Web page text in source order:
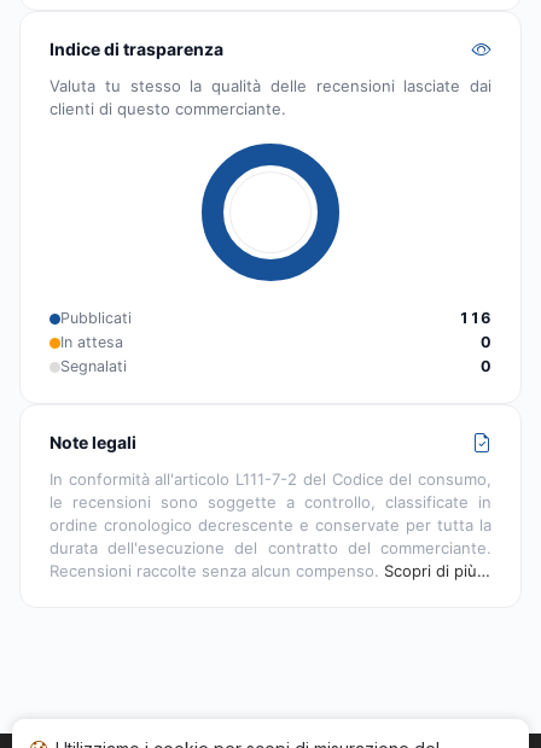
Indice di trasparenza
Valuta tu stesso la qualità delle recensioni lasciate dai
clienti di questo commerciante.
Pubblicati
116
In attesa
0
Segnalati
0
Note legali
In conformità all'articolo L111-7-2 del Codice del consumo,
le recensioni sono soggette a controllo, classificate in
ordine cronologico decrescente e conservate per tutta la
durata dell'esecuzione del contratto del commerciante.
Recensioni raccolte senza alcun compenso. Scopri di più…